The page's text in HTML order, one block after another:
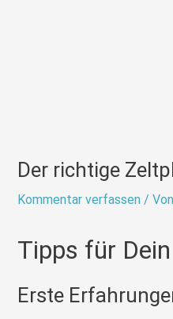
Der richtige
Kommentar verfassen / Von
Tipps für
Erste